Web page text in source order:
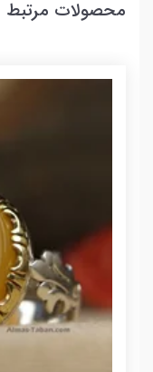
محصولات مرتبط